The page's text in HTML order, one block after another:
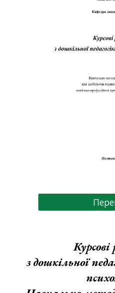
з дошкільної